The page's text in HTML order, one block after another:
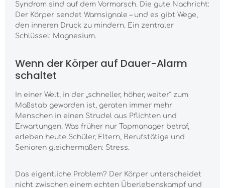
Syndrom sind auf dem Vormarsch. Die gute Nachricht:
Der Körper sendet Warnsignale – und es gibt Wege,
den inneren Druck zu mindern. Ein zentraler
Schlüssel: Magnesium.
Wenn der Körper auf Dauer-Alarm
schaltet
In einer Welt, in der „schneller, höher, weiter“ zum
Maßstab geworden ist, geraten immer mehr
Menschen in einen Strudel aus Pflichten und
Erwartungen. Was früher nur Topmanager betraf,
erleben heute Schüler, Eltern, Berufstätige und
Senioren gleichermaßen: Stress.
Das eigentliche Problem? Der Körper unterscheidet
nicht zwischen einem echten Überlebenskampf und